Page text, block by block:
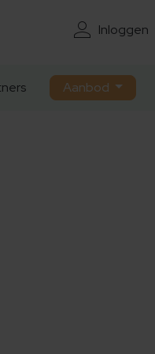
Inloggen
Aanbod